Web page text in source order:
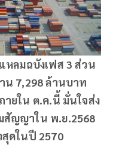
หลมฉบังเฟส 3 ส่วน
น 7,298 ล้านบาท
ายใน ต.ค.นี้ มั่นใจส่ง
สัญญาใน พ.ย.2568
สุดในปี 2570